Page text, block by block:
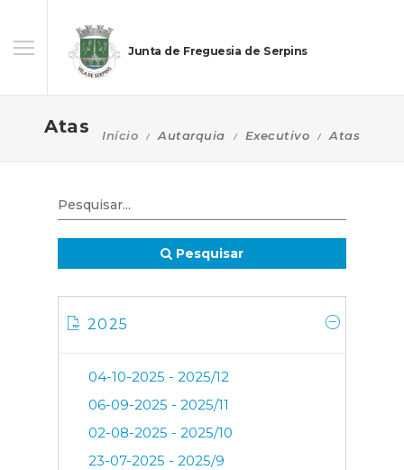
Junta de Freguesia de Serpins
Atas Início Autarquia Executivo Atas
Pesquisar
2025
04-10-2025 - 2025/12
06-09-2025 - 2025/11
02-08-2025 - 2025/10
23-07-2025 - 2025/9